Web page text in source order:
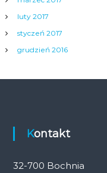
luty 2017
styczeń 2017
grudzień 2016
Kontakt
32-700 Bochnia